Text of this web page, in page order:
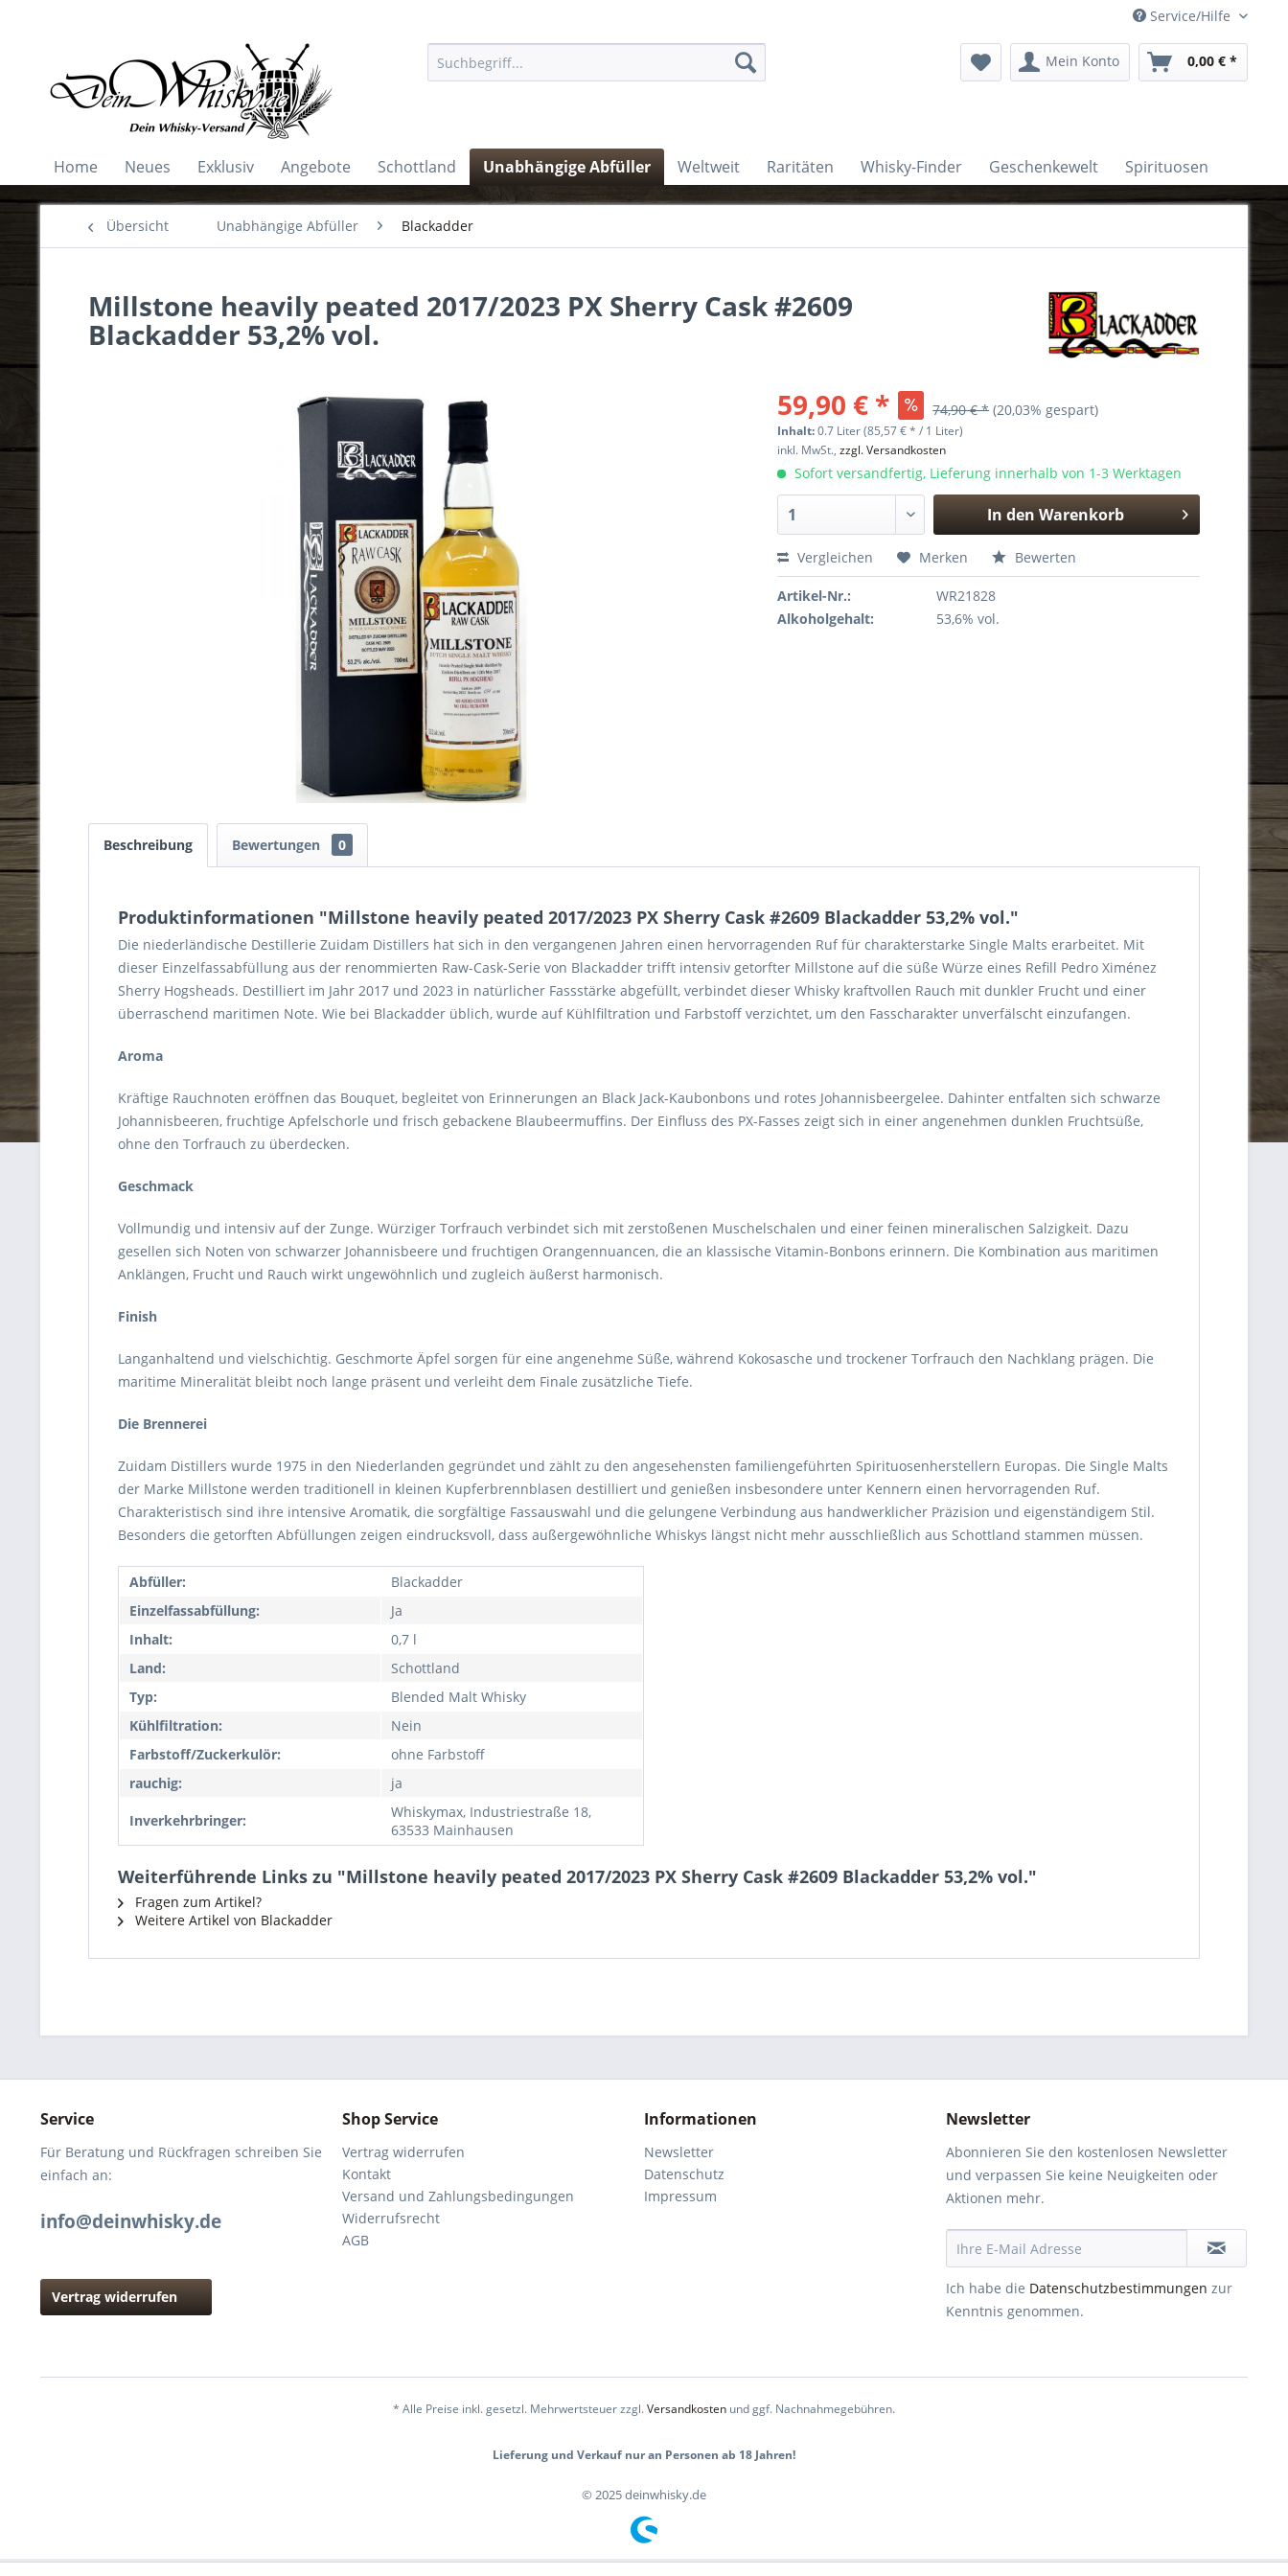
Service/Hilfe
Mein Konto 0,00 € *
Home Neues Exklusiv Angebote Schottland Unabhängige Abfüller Weltweit Raritäten Whisky-Finder Geschenkewelt Spirituosen
Übersicht Unabhängige Abfüller Blackadder
Millstone heavily peated 2017/2023 PX Sherry Cask #2609
Blackadder 53,2% vol.
59,90 € *
74,90 € * (20,03% gespart)
Inhalt:0.7 Liter (85,57 € * / 1 Liter)
inkl. MwSt.,zzgl. Versandkosten
Sofort versandfertig, Lieferung innerhalb von 1-3 Werktagen
In den Warenkorb
Hinzugefügt
Vergleichen Merken Bewerten
Artikel-Nr.:
WR21828
Alkoholgehalt:
53,6% vol.
Beschreibung Bewertungen 0
Produktinformationen "Millstone heavily peated 2017/2023 PX Sherry Cask #2609 Blackadder 53,2% vol."
Die niederländische Destillerie Zuidam Distillers hat sich in den vergangenen Jahren einen hervorragenden Ruf für charakterstarke Single Malts erarbeitet. Mit
dieser Einzelfassabfüllung aus der renommierten Raw-Cask-Serie von Blackadder trifft intensiv getorfter Millstone auf die süße Würze eines Refill Pedro Ximénez
Sherry Hogsheads. Destilliert im Jahr 2017 und 2023 in natürlicher Fassstärke abgefüllt, verbindet dieser Whisky kraftvollen Rauch mit dunkler Frucht und einer
überraschend maritimen Note. Wie bei Blackadder üblich, wurde auf Kühlfiltration und Farbstoff verzichtet, um den Fasscharakter unverfälscht einzufangen.
Aroma
Kräftige Rauchnoten eröffnen das Bouquet, begleitet von Erinnerungen an Black Jack-Kaubonbons und rotes Johannisbeergelee. Dahinter entfalten sich schwarze
Johannisbeeren, fruchtige Apfelschorle und frisch gebackene Blaubeermuffins. Der Einfluss des PX-Fasses zeigt sich in einer angenehmen dunklen Fruchtsüße,
ohne den Torfrauch zu überdecken.
Geschmack
Vollmundig und intensiv auf der Zunge. Würziger Torfrauch verbindet sich mit zerstoßenen Muschelschalen und einer feinen mineralischen Salzigkeit. Dazu
gesellen sich Noten von schwarzer Johannisbeere und fruchtigen Orangennuancen, die an klassische Vitamin-Bonbons erinnern. Die Kombination aus maritimen
Anklängen, Frucht und Rauch wirkt ungewöhnlich und zugleich äußerst harmonisch.
Finish
Langanhaltend und vielschichtig. Geschmorte Äpfel sorgen für eine angenehme Süße, während Kokosasche und trockener Torfrauch den Nachklang prägen. Die
maritime Mineralität bleibt noch lange präsent und verleiht dem Finale zusätzliche Tiefe.
Die Brennerei
Zuidam Distillers wurde 1975 in den Niederlanden gegründet und zählt zu den angesehensten familiengeführten Spirituosenherstellern Europas. Die Single Malts
der Marke Millstone werden traditionell in kleinen Kupferbrennblasen destilliert und genießen insbesondere unter Kennern einen hervorragenden Ruf.
Charakteristisch sind ihre intensive Aromatik, die sorgfältige Fassauswahl und die gelungene Verbindung aus handwerklicher Präzision und eigenständigem Stil.
Besonders die getorften Abfüllungen zeigen eindrucksvoll, dass außergewöhnliche Whiskys längst nicht mehr ausschließlich aus Schottland stammen müssen.
Abfüller:
Blackadder
Einzelfassabfüllung:
Ja
Inhalt:
0,7 l
Land:
Schottland
Typ:
Blended Malt Whisky
Kühlfiltration:
Nein
Farbstoff/Zuckerkulör:
ohne Farbstoff
rauchig:
ja
Inverkehrbringer:
Whiskymax, Industriestraße 18,
63533 Mainhausen
Weiterführende Links zu "Millstone heavily peated 2017/2023 PX Sherry Cask #2609 Blackadder 53,2% vol."
Fragen zum Artikel?
Weitere Artikel von Blackadder
Service
Für Beratung und Rückfragen schreiben Sie
einfach an:
info@deinwhisky.de
Vertrag widerrufen
Shop Service
Vertrag widerrufen
Kontakt
Versand und Zahlungsbedingungen
Widerrufsrecht
AGB
Informationen
Newsletter
Datenschutz
Impressum
Newsletter
Abonnieren Sie den kostenlosen Newsletter
und verpassen Sie keine Neuigkeiten oder
Aktionen mehr.
Ich habe die Datenschutzbestimmungen zur
Kenntnis genommen.
* Alle Preise inkl. gesetzl. Mehrwertsteuer zzgl.Versandkosten und ggf. Nachnahmegebühren.
Lieferung und Verkauf nur an Personen ab 18 Jahren!
© 2025 deinwhisky.de